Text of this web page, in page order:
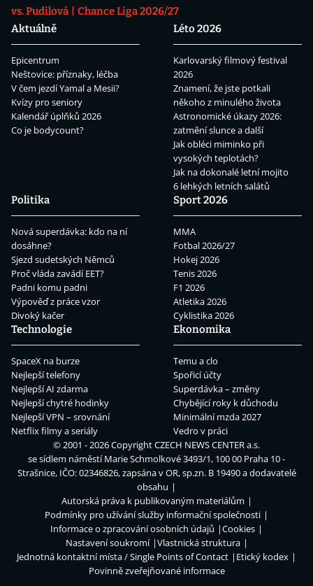
vs. Pudilová
Chance Liga 2026/27
Aktuálně
Epicentrum
Neštovice: příznaky, léčba
V čem jezdí Yamal a Mesii?
Kvízy pro seniory
Kalendář úplňků 2026
Co je bodycount?
Léto 2026
Karlovarský filmový festival
2026
Znamení, že jste potkali
někoho z minulého života
Astronomické úkazy 2026:
zatmění slunce a další
Jak obléci miminko při
vysokých teplotách?
Jak na dokonalé letní mojito
6 lehkých letních salátů
Politika
Nová superdávka: kdo na ní
dosáhne?
Sjezd sudetských Němců
Proč vláda zavádí EET?
Padni komu padni
Výpověď z práce vzor
Divoký kačer
Sport 2026
MMA
Fotbal 2026/27
Hokej 2026
Tenis 2026
F1 2026
Atletika 2026
Cyklistika 2026
Technologie
SpaceX na burze
Nejlepší telefony
Nejlepší AI zdarma
Nejlepší chytré hodinky
Nejlepší VPN – srovnání
Netflix filmy a seriály
Ekonomika
Temu a clo
Spořicí účty
Superdávka – změny
Chybějící roky k důchodu
Minimální mzda 2027
Vedro v práci
© 2001 - 2026 CopyrightCZECH NEWS CENTER a.s.
se sídlem náměstí Marie Schmolkové 3493/1, 100 00 Praha 10 -
Strašnice, IČO: 02346826, zapsána v OR, sp.zn. B 19490 a dodavatelé
obsahu
Autorská práva k publikovaným materiálům
Podmínky pro užívání služby informační společnosti
Informace o zpracování osobních údajů
Cookies
Nastavení soukromí
Vlastnická struktura
Jednotná kontaktní místa / Single Points of Contact
Etický kodex
Povinně zveřejňované informace